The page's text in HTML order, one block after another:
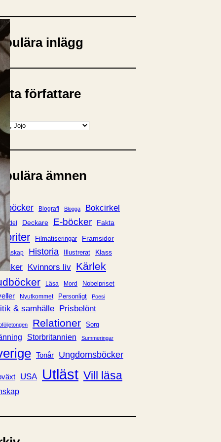
inlägg
författare
ämnen
Biografi Blogga Bokcirkel
Deckare E-böcker Fakta
Filmatiseringar Framsidor
Historia Illustrerat Klass
Kvinnors liv Kärlek
Läsa Mord Nobelpriset
Nyutkommet Personligt Poesi
& samhälle Prisbelönt
Relationer Sorg
Storbritannien Summeringar
Tonår Ungdomsböcker
USA Utläst Vill läsa